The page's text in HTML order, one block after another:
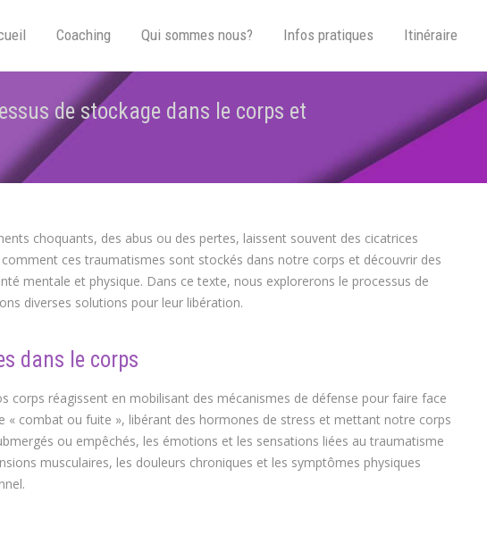
Coaching Qui sommes nous? Infos pratiques Itinéraire
de stockage dans le corps et
Vous êtes ici :
choquants, des abus ou des pertes, laissent souvent des cicatrices
ces traumatismes sont stockés dans notre corps et découvrir des
mentale et physique. Dans ce texte, nous explorerons le processus de
diverses solutions pour leur libération.
dans le corps
corps réagissent en mobilisant des mécanismes de défense pour faire face
« combat ou fuite », libérant des hormones de stress et mettant notre corps
ou empêchés, les émotions et les sensations liées au traumatisme
musculaires, les douleurs chroniques et les symptômes physiques